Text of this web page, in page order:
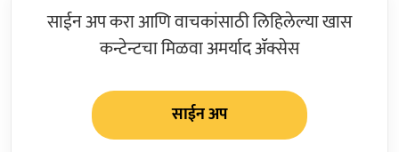
साईन अप करा आणि वाचकांसाठी लिहिलेल्या खास
कन्टेन्टचा मिळवा अमर्याद ॲक्सेस
साईन अप